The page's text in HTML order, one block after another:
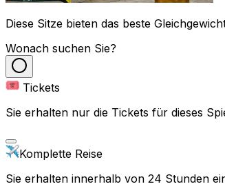
Diese Sitze bieten das beste
Wonach suchen Sie?
Tickets
Sie erhalten nur die Tickets für dieses
Komplette Reise
Sie erhalten innerhalb von 24 Stunden